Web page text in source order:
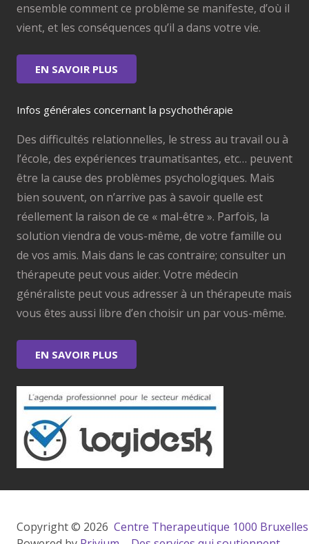
ensemble comment ce problème se manifeste, d’où il
vient, et les conséquences qu’il a dans votre vie.
EN SAVOIR PLUS
Infos générales concernant la psychothérapie
Des difficultés relationnelles, le stress au travail ou à
l’école, des expériences traumatisantes, etc… peuvent
être la cause des problèmes psychologiques. Mais
bien souvent, on n’arrive pas à savoir quelle est
réellement la raison de ce « mal-être ». Parfois, la
solution viendra de vous-même, de votre famille ou
de vos amis. Mais dans le cas contraire; consulter un
thérapeute peut vous aider. Votre médecin
généraliste peut vous adresser à un thérapeute mais
vous êtes aussi libre d’en choisir un par vous-même.
EN SAVOIR PLUS
Copyright © 2026 Centre Therapeutique 1000 Bruxelles